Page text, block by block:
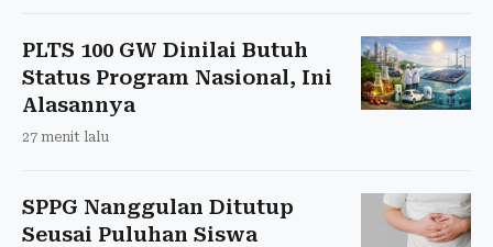
PLTS 100 GW Dinilai Butuh
Status Program Nasional, Ini
Alasannya
27 menit lalu
SPPG Nanggulan Ditutup
Seusai Puluhan Siswa